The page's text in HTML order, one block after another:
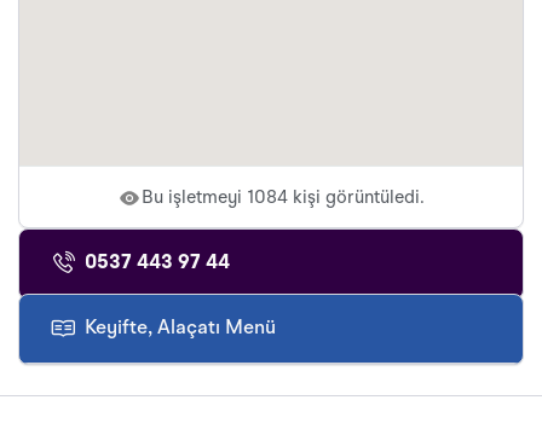
Bu işletmeyi 1084 kişi görüntüledi.
0537 443 97 44
Keyifte, Alaçatı Menü